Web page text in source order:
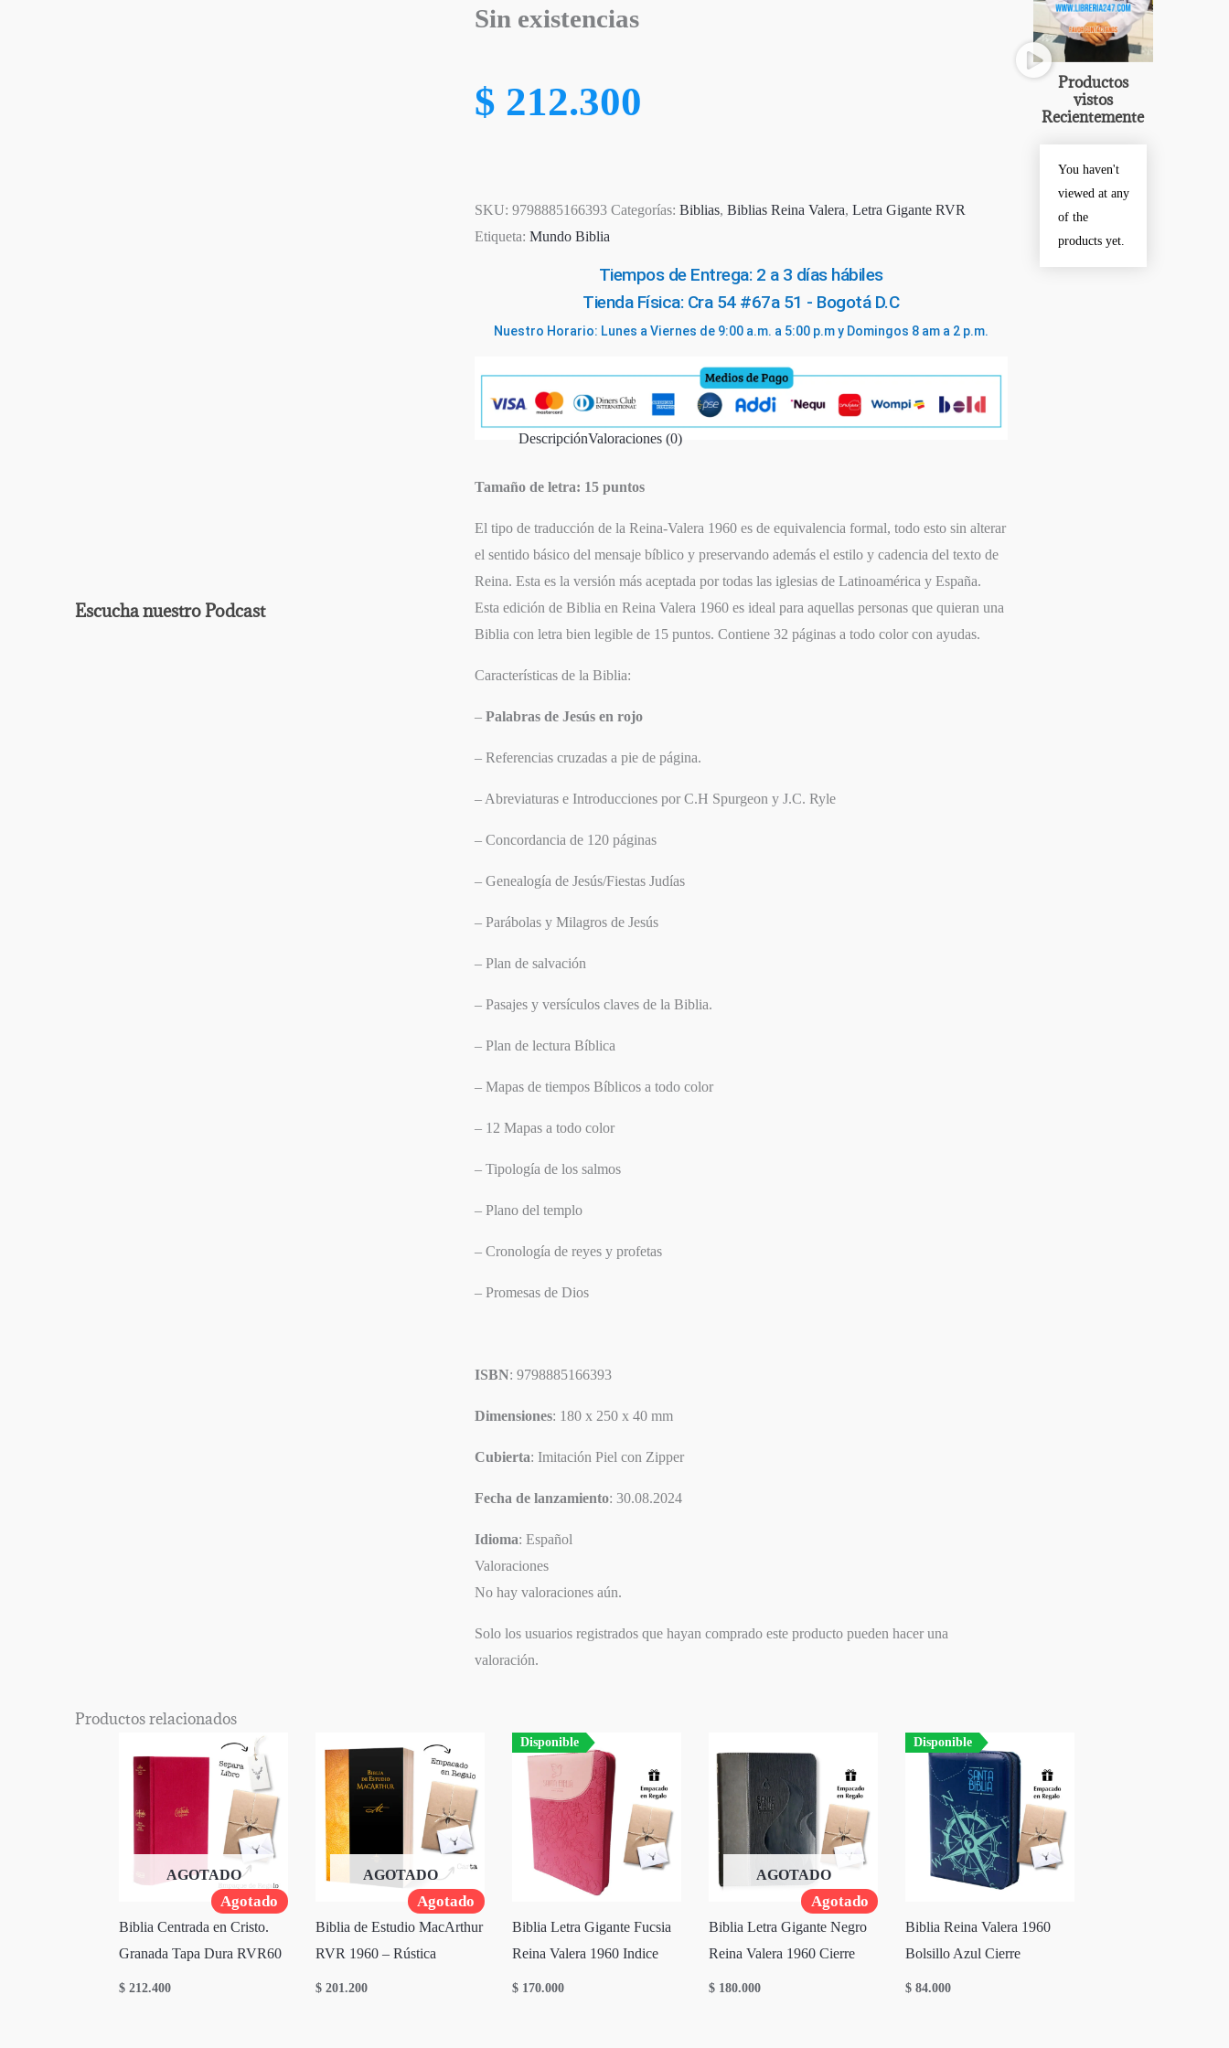
Escucha nuestro Podcast
SIGUIENTE
Sin existencias
$ 212.300
SKU:9798885166393 Categorías:Biblias,Biblias Reina Valera,Letra Gigante RVR
Etiqueta:Mundo Biblia
Tiempos de Entrega: 2 a 3 días hábiles
Tienda Física: Cra 54 #67a 51 - Bogotá D.C
Nuestro Horario: Lunes a Viernes de 9:00 a.m. a 5:00 p.m y Domingos 8 am a 2 p.m.
DescripciónValoraciones (0)
Tamaño de letra: 15 puntos
El tipo de traducción de la Reina-Valera 1960 es de equivalencia formal, todo esto sin alterar
el sentido básico del mensaje bíblico y preservando además el estilo y cadencia del texto de
Reina.​ Esta es la versión más aceptada por todas las iglesias de Latinoamérica y España.
Esta edición de Biblia en Reina Valera 1960 es ideal para aquellas personas que quieran una
Biblia con letra bien legible de 15 puntos. Contiene 32 páginas a todo color con ayudas.
Características de la Biblia:
–Palabras de Jesús en rojo
– Referencias cruzadas a pie de página.
– Abreviaturas e Introducciones por C.H Spurgeon y J.C. Ryle
– Concordancia de 120 páginas
– Genealogía de Jesús/Fiestas Judías
– Parábolas y Milagros de Jesús
– Plan de salvación
– Pasajes y versículos claves de la Biblia.
– Plan de lectura Bíblica
– Mapas de tiempos Bíblicos a todo color
– 12 Mapas a todo color
– Tipología de los salmos
– Plano del templo
– Cronología de reyes y profetas
– Promesas de Dios
ISBN: 9798885166393
Dimensiones: 180 x 250 x 40 mm
Cubierta: Imitación Piel con Zipper
Fecha de lanzamiento: 30.08.2024
Idioma: Español
Valoraciones
No hay valoraciones aún.
Solo los usuarios registrados que hayan comprado este producto pueden hacer una
valoración.
Productos
vistos
Recientemente
You haven't
viewed at any
of the
products yet.
Productos relacionados
Agotado
AGOTADO
Biblia Centrada en Cristo.
Granada Tapa Dura RVR60
$ 212.400
Agotado
AGOTADO
Biblia de Estudio MacArthur
RVR 1960 – Rústica
$ 201.200
Disponible
Biblia Letra Gigante Fucsia
Reina Valera 1960 Indice
$ 170.000
Agotado
AGOTADO
Biblia Letra Gigante Negro
Reina Valera 1960 Cierre
$ 180.000
Disponible
Biblia Reina Valera 1960
Bolsillo Azul Cierre
$ 84.000